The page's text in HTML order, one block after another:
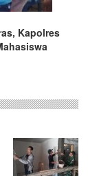
Kapolres